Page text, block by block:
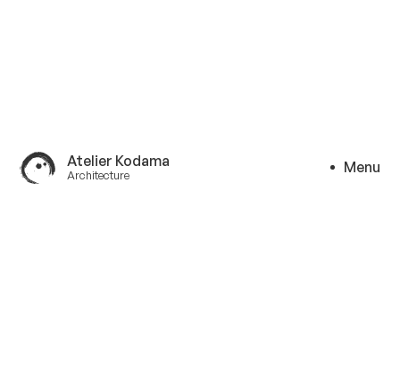
Atelier Kodama
Architecture Menu